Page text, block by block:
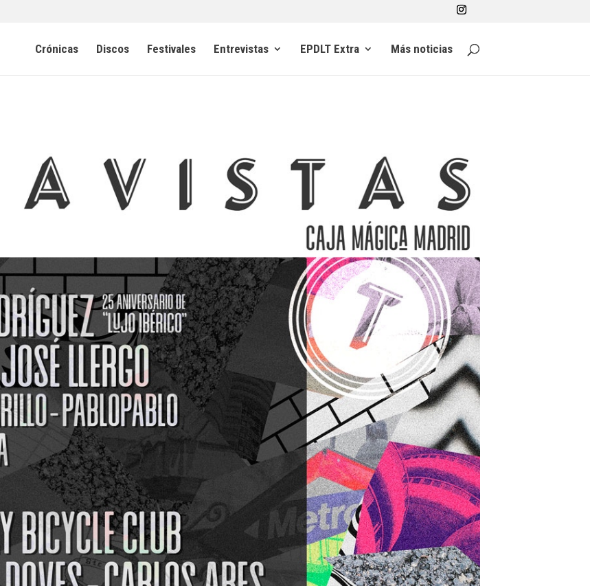
Crónicas Discos Festivales Entrevistas EPDLT Extra Más noticias